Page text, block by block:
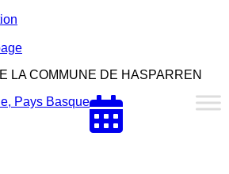
LA COMMUNE DE HASPARREN